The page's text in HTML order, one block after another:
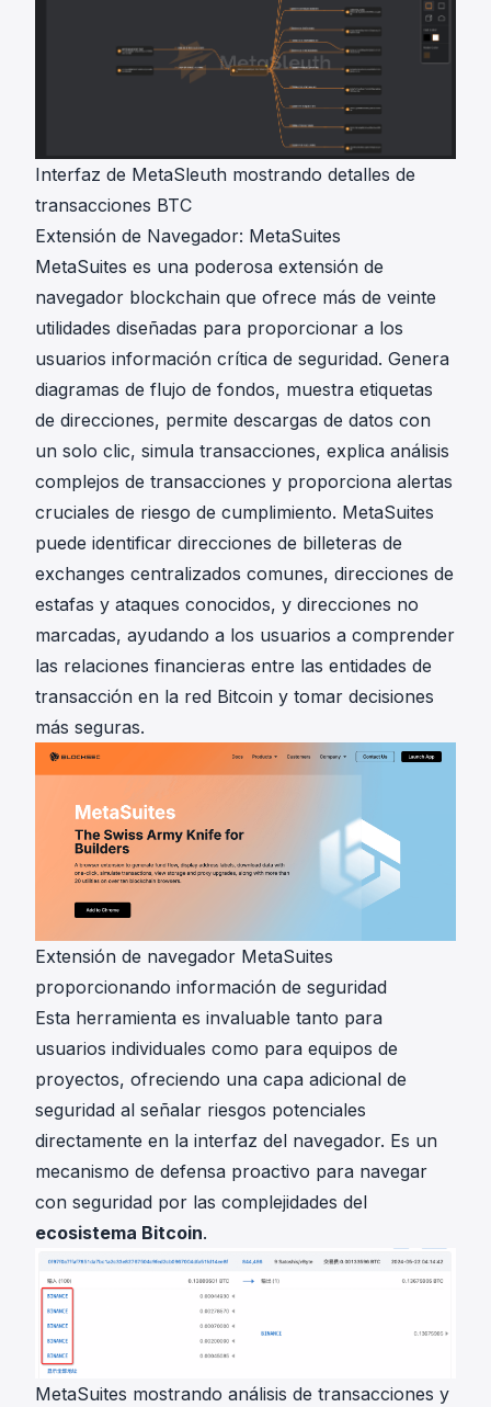
Interfaz de MetaSleuth mostrando detalles de
transacciones BTC
Extensión de Navegador: MetaSuites
MetaSuites es una poderosa extensión de
navegador blockchain que ofrece más de veinte
utilidades diseñadas para proporcionar a los
usuarios información crítica de seguridad. Genera
diagramas de flujo de fondos, muestra etiquetas
de direcciones, permite descargas de datos con
un solo clic, simula transacciones, explica análisis
complejos de transacciones y proporciona alertas
cruciales de riesgo de cumplimiento. MetaSuites
puede identificar direcciones de billeteras de
exchanges centralizados comunes, direcciones de
estafas y ataques conocidos, y direcciones no
marcadas, ayudando a los usuarios a comprender
las relaciones financieras entre las entidades de
transacción en la red Bitcoin y tomar decisiones
más seguras.
Extensión de navegador MetaSuites
proporcionando información de seguridad
Esta herramienta es invaluable tanto para
usuarios individuales como para equipos de
proyectos, ofreciendo una capa adicional de
seguridad al señalar riesgos potenciales
directamente en la interfaz del navegador. Es un
mecanismo de defensa proactivo para navegar
con seguridad por las complejidades del
ecosistema Bitcoin.
MetaSuites mostrando análisis de transacciones y